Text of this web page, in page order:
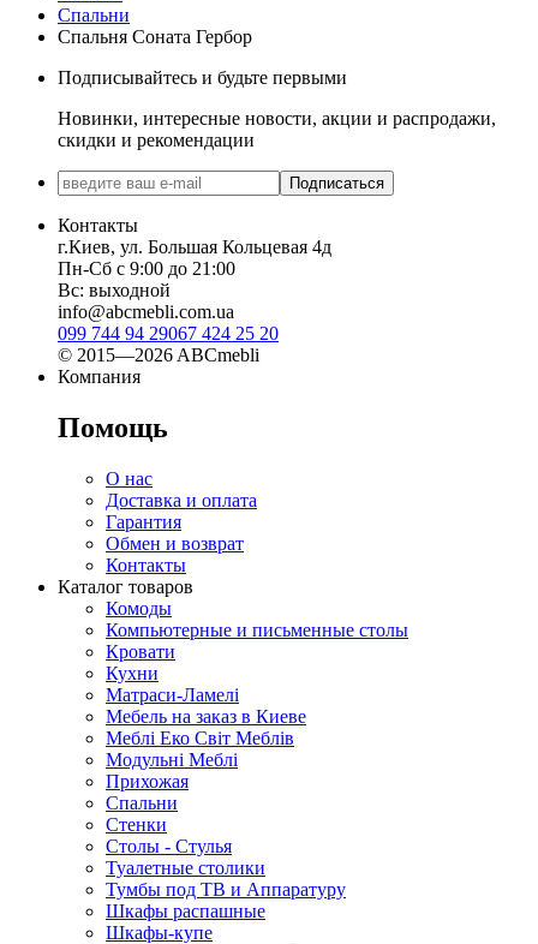
Спальни
Спальня Соната Гербор
Подписывайтесь и будьте первыми
Новинки, интересные новости, акции и распродажи,
скидки и рекомендации
Подписаться
Контакты
г.Киев, ул. Большая Кольцевая 4д
Пн-Сб с 9:00 до 21:00
Вс: выходной
info@abcmebli.com.ua
099 744 94 29067 424 25 20
© 2015—2026 ABCmebli
Компания
Помощь
О нас
Доставка и оплата
Гарантия
Обмен и возврат
Контакты
Каталог товаров
Комоды
Компьютерные и письменные столы
Кровати
Кухни
Матраси-Ламелі
Мебель на заказ в Киеве
Меблі Еко Світ Меблів
Модульні Меблі
Прихожая
Спальни
Стенки
Столы - Стулья
Туалетные столики
Тумбы под ТВ и Аппаратуру
Шкафы распашные
Шкафы-купе